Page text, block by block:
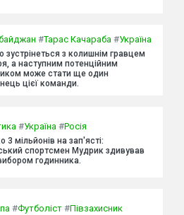
#Тарас Качараба #Україна
зустрінеться з колишнім гравцем
а наступним потенційним
може стати ще один
цієї команди.
#Україна #Росія
3 мільйонів на зап'ясті:
спортсмен Мудрик здивував
годинника.
#Футболіст #Півзахисник